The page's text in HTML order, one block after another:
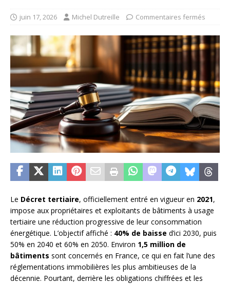
juin 17, 2026 Michel Dutreille Commentaires fermés
Le Décret tertiaire, officiellement entré en vigueur en 2021,
impose aux propriétaires et exploitants de bâtiments à usage
tertiaire une réduction progressive de leur consommation
énergétique. L’objectif affiché : 40% de baisse d’ici 2030, puis
50% en 2040 et 60% en 2050. Environ 1,5 million de
bâtiments sont concernés en France, ce qui en fait l’une des
réglementations immobilières les plus ambitieuses de la
décennie. Pourtant, derrière les obligations chiffrées et les